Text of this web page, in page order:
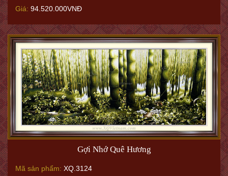
Giá: 94.520.000VNĐ
Gợi Nhớ Quê Hương
Mã sản phẩm: XQ.3124